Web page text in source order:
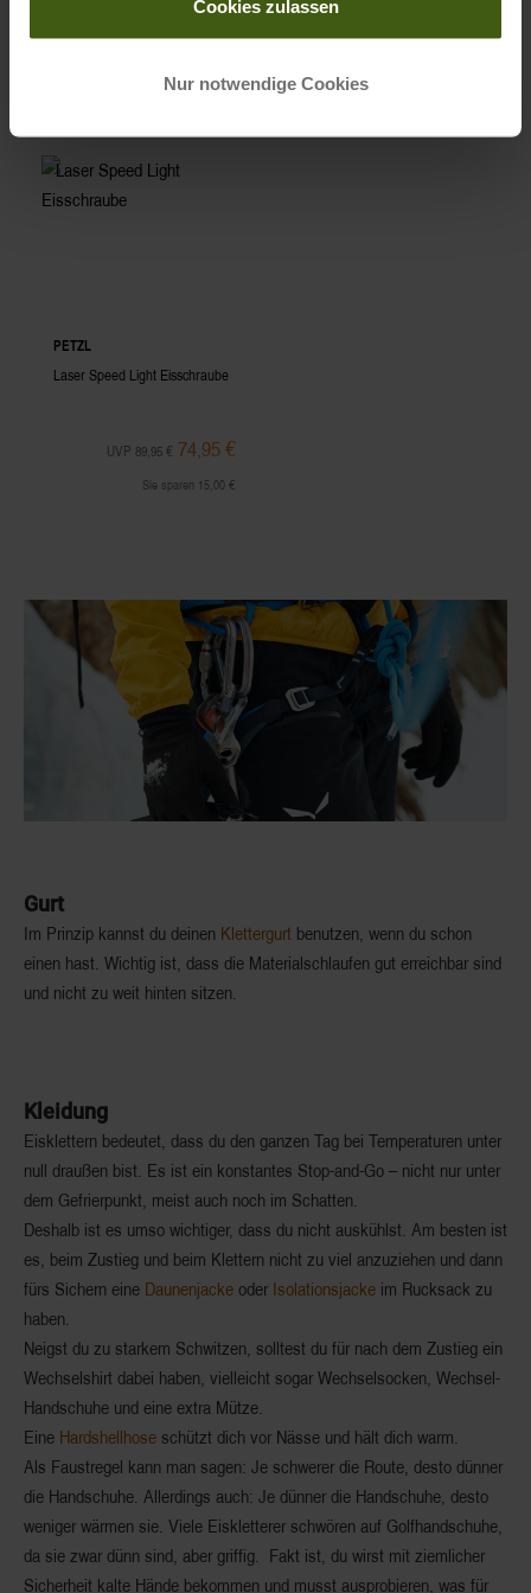
Cookies zulassen
Nur notwendige Cookies
Aluminium mit Stahlspitze.
-17%
PETZL
Laser Speed Light Eisschraube
UVP 89,95 € 74,95 €
Sie sparen 15,00 €
Gurt
Im Prinzip kannst du deinen Klettergurt benutzen, wenn du schon
einen hast. Wichtig ist, dass die Materialschlaufen gut erreichbar sind
und nicht zu weit hinten sitzen.
Kleidung
Eisklettern bedeutet, dass du den ganzen Tag bei Temperaturen unter
null draußen bist. Es ist ein konstantes Stop-and-Go – nicht nur unter
dem Gefrierpunkt, meist auch noch im Schatten.
Deshalb ist es umso wichtiger, dass du nicht auskühlst. Am besten ist
es, beim Zustieg und beim Klettern nicht zu viel anzuziehen und dann
fürs Sichern eine Daunenjacke oder Isolationsjacke im Rucksack zu
haben.
Neigst du zu starkem Schwitzen, solltest du für nach dem Zustieg ein
Wechselshirt dabei haben, vielleicht sogar Wechselsocken, Wechsel-
Handschuhe und eine extra Mütze.
Eine Hardshellhose schützt dich vor Nässe und hält dich warm.
Als Faustregel kann man sagen: Je schwerer die Route, desto dünner
die Handschuhe. Allerdings auch: Je dünner die Handschuhe, desto
weniger wärmen sie. Viele Eiskletterer schwören auf Golfhandschuhe,
da sie zwar dünn sind, aber griffig. Fakt ist, du wirst mit ziemlicher
Sicherheit kalte Hände bekommen und musst ausprobieren, was für